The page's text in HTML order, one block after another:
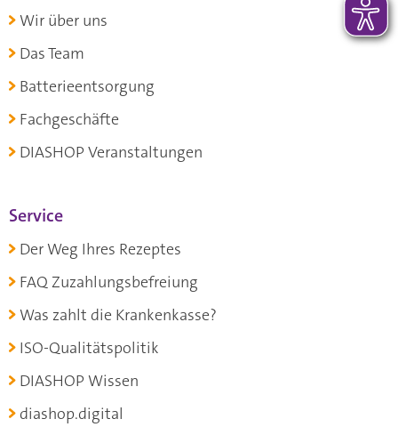
Wir über uns
Das Team
Batterieentsorgung
Fachgeschäfte
DIASHOP Veranstaltungen
Service
Der Weg Ihres Rezeptes
FAQ Zuzahlungsbefreiung
Was zahlt die Krankenkasse?
ISO-Qualitätspolitik
DIASHOP Wissen
diashop.digital